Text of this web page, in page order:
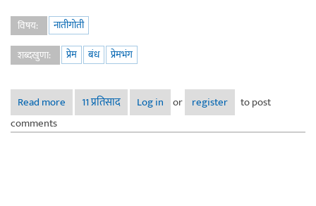
विषय:
नातीगोती
शब्दखुणा:
प्रेम बंध प्रेमभंग
Read more about बंध
11 प्रतिसाद Log in or register
to post
comments